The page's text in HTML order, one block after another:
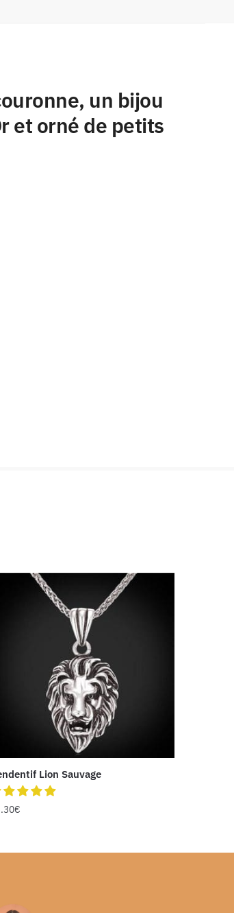
un bijou
et orné de petits
Lion Sauvage
€